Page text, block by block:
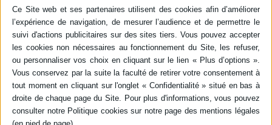
Résumé
Flora, jeune championne de plongée, part à la découverte du passé de son
grand-père, un célèbre mercenaire qui a passé sa vie à renverser des
pouvoirs établis, et se retrouve dans le sultanat de Brunei, un pays qui subit
une soudaine prise de contrôle par une entreprise multinationale.
Quatrième de couverture